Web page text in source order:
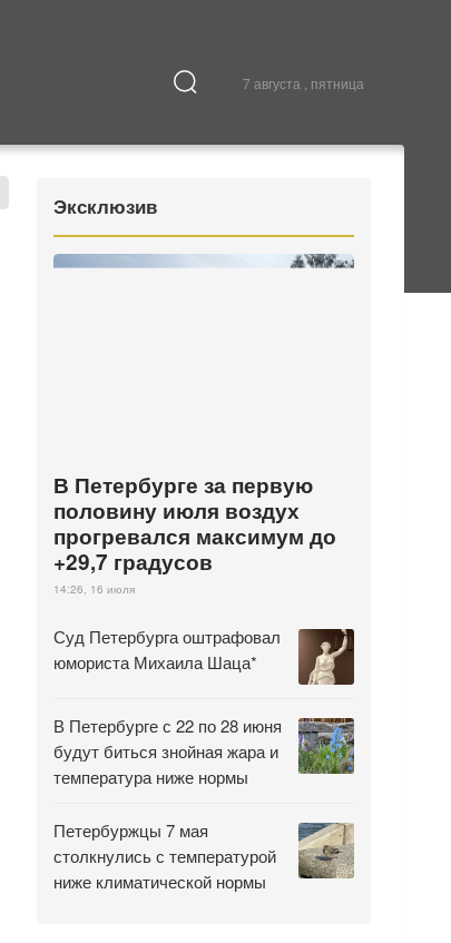
7 августа , пятница
Эксклюзив
В Петербурге за первую
половину июля воздух
прогревался максимум до
+29,7 градусов
14:26, 16 июля
Суд Петербурга оштрафовал
юмориста Михаила Шаца*
В Петербурге с 22 по 28 июня
будут биться знойная жара и
температура ниже нормы
Петербуржцы 7 мая
столкнулись с температурой
ниже климатической нормы